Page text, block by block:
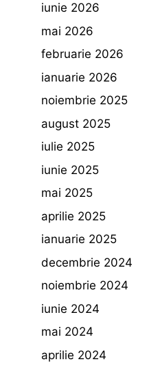
iunie 2026
mai 2026
februarie 2026
ianuarie 2026
noiembrie 2025
august 2025
iulie 2025
iunie 2025
mai 2025
aprilie 2025
ianuarie 2025
decembrie 2024
noiembrie 2024
iunie 2024
mai 2024
aprilie 2024